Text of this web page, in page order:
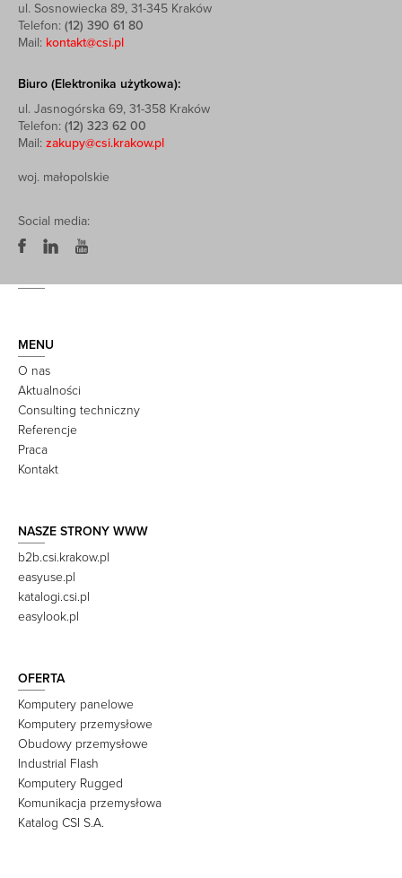
ul. Sosnowiecka 89, 31-345 Kraków
Telefon: (12) 390 61 80
Mail: kontakt@csi.pl
Biuro (Elektronika użytkowa):
ul. Jasnogórska 69, 31-358 Kraków
Telefon: (12) 323 62 00
Mail: zakupy@csi.krakow.pl
woj. małopolskie
Social media:
MENU
O nas
Aktualności
Consulting techniczny
Referencje
Praca
Kontakt
NASZE STRONY WWW
b2b.csi.krakow.pl
easyuse.pl
katalogi.csi.pl
easylook.pl
OFERTA
Komputery panelowe
Komputery przemysłowe
Obudowy przemysłowe
Industrial Flash
Komputery Rugged
Komunikacja przemysłowa
Katalog CSI S.A.